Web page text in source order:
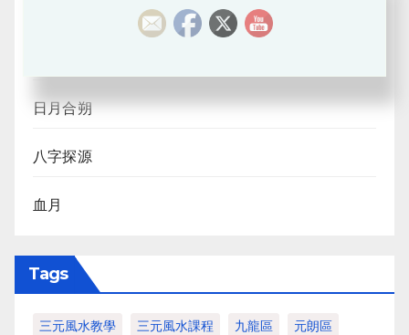
日月合朔
八字探源
血月
Tags
三元風水教學 三元風水課程 九龍區 元朗區